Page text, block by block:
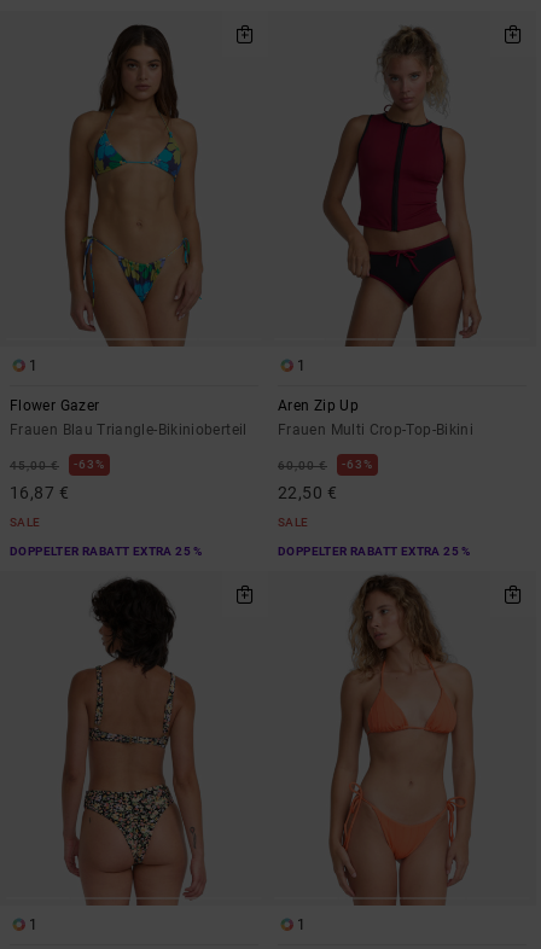
1
Flower Gazer
Frauen Blau Triangle-Bikinioberteil
45,00 € 63%
16,87 €
SALE
DOPPELTER RABATT EXTRA 25 %
1
Aren Zip Up
Frauen Multi Crop-Top-Bikini
60,00 € 63%
22,50 €
SALE
DOPPELTER RABATT EXTRA 25 %
1 1